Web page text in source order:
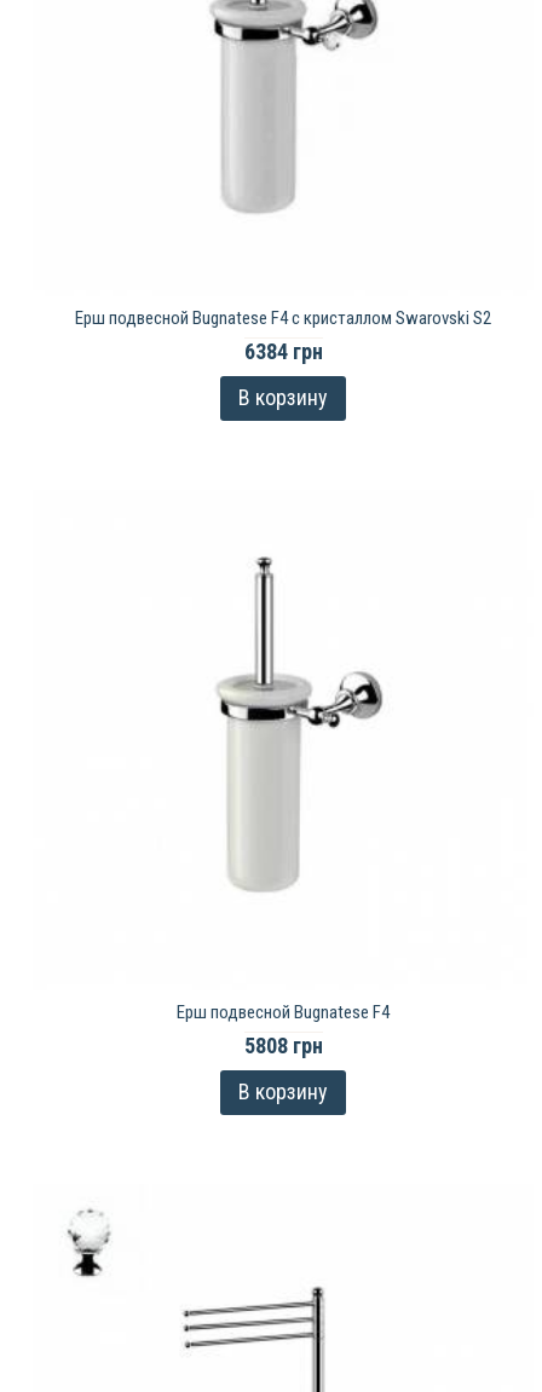
Ерш подвесной Bugnatese F4 с кристаллом Swarovski S2
6384 грн
В корзину
Ерш подвесной Bugnatese F4
5808 грн
В корзину